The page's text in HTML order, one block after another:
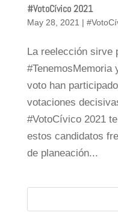
#VotoCívico 2021
May 28, 2021 |
La reelección sirve
#TenemosMemoria
voto han
votaciones
#VotoCívico 2021
estos candidatos
de planeación...